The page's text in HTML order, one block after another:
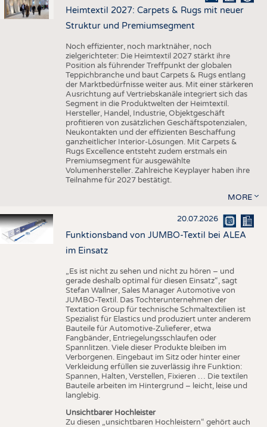
Heimtextil 2027: Carpets & Rugs mit neuer
Struktur und Premiumsegment
Noch effizienter, noch marktnäher, noch
zielgerichteter: Die Heimtextil 2027 stärkt ihre
Position als führender Treffpunkt der globalen
Teppichbranche und baut Carpets & Rugs entlang
der Marktbedürfnisse weiter aus. Mit einer stärkeren
Ausrichtung auf Vertriebskanäle integriert sich das
Segment in die Produktwelten der Heimtextil.
Hersteller, Handel, Industrie, Objektgeschäft
profitieren von zusätzlichen Geschäftspotenzialen,
Neukontakten und der effizienten Beschaffung
ganzheitlicher Interior-Lösungen. Mit Carpets &
Rugs Excellence entsteht zudem erstmals ein
Premiumsegment für ausgewählte
Volumenhersteller. Zahlreiche Keyplayer haben ihre
Teilnahme für 2027 bestätigt.
MORE
20.07.2026
Funktionsband von JUMBO-Textil bei ALEA
im Einsatz
„Es ist nicht zu sehen und nicht zu hören – und
gerade deshalb optimal für diesen Einsatz“, sagt
Stefan Wallner, Sales Manager Automotive von
JUMBO-Textil. Das Tochterunternehmen der
Textation Group für technische Schmaltextilien ist
Spezialist für Elastics und produziert unter anderem
Bauteile für Automotive-Zulieferer, etwa
Fangbänder, Entriegelungsschlaufen oder
Spannlitzen. Viele dieser Produkte bleiben im
Verborgenen. Eingebaut im Sitz oder hinter einer
Verkleidung erfüllen sie zuverlässig ihre Funktion:
Spannen, Halten, Verstellen, Fixieren … Die textilen
Bauteile arbeiten im Hintergrund – leicht, leise und
langlebig.
Unsichtbarer Hochleister
Zu diesen „unsichtbaren Hochleistern“ gehört auch